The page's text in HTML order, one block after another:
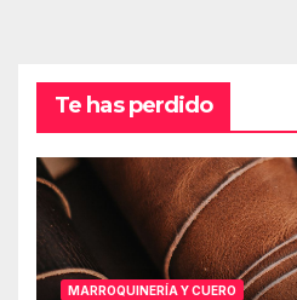
Te has perdido
MARROQUINERÍA Y CUERO